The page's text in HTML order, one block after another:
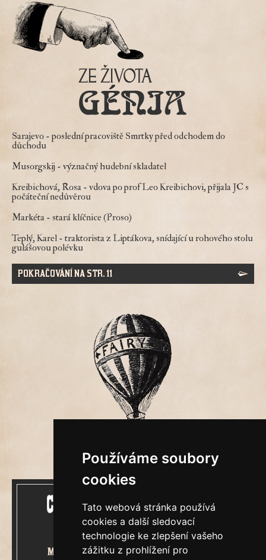
Používáme soubory
cookies
Tato webová stránka používá
cookies a další sledovací
technologie ke zlepšení vašeho
zážitku z prohlížení pro
Sarajevo - poslední pracoviště Smrtky před odchodem do
důchodu
Musorgskij - význačný hudební skladatel
Kreibichová, Rosa - vdova po prof Leo Kreibichovi, přijala JC s
počáteční nedůvěrou
Markéta - stará klíčnice (Proso)
Teplý, Karel - traktorista z Liptákova, snídající u rohového stolu
gulášovou polévku
POKRAČOVÁNÍ NA STR. 11
Mecenášem Cimrmanova Zpravodaje